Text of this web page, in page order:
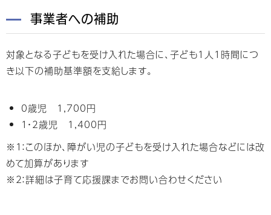
事業者への補助
対象となる子どもを受け入れた場合に、子ども1人1時間につ
き以下の補助基準額を支給します。
0歳児 1,700円
1・2歳児 1,400円
※1：このほか、障がい児の子どもを受け入れた場合などには改
めて加算があります
※2：詳細は子育て応援課までお問い合わせください